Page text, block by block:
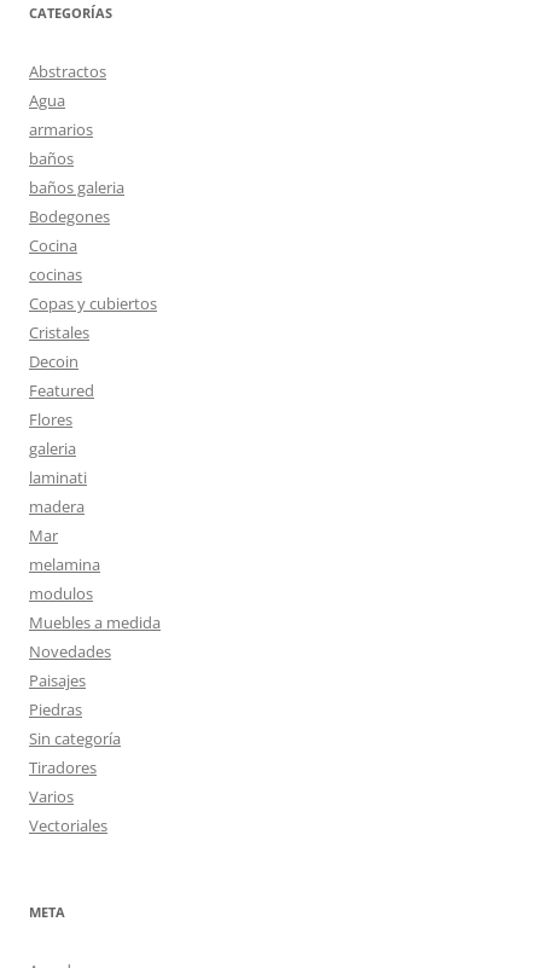
CATEGORÍAS
Abstractos
Agua
armarios
baños
baños galeria
Bodegones
Cocina
cocinas
Copas y cubiertos
Cristales
Decoin
Featured
Flores
galeria
laminati
madera
Mar
melamina
modulos
Muebles a medida
Novedades
Paisajes
Piedras
Sin categoría
Tiradores
Varios
Vectoriales
META